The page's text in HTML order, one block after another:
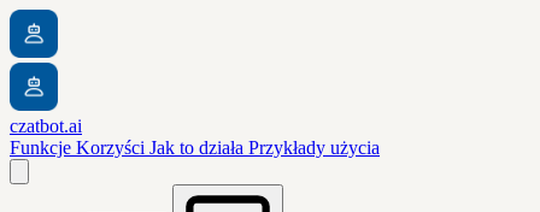
czatbot.ai
Funkcje Korzyści Jak to działa Przykłady użycia